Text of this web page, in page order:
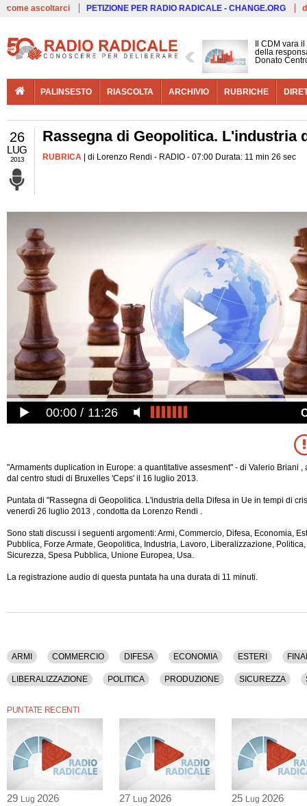
come ascoltarci PETIZIONE PER RADIO RADICALE - CHANGE.ORG
Il CDM vara
della
Donato
PALINSESTO RIASCOLTA ARCHIVIO RUBRICHE
26
LUG
2013
Rassegna di Geopolitica. L'industria
RUBRICA | di Lorenzo Rendi - RADIO - 07:00 Durata: 11 min 26 sec
00:00 11:26
"Armaments duplication in Europe: a quantitative assesment" - di Valerio Briani
dal centro studi di Bruxelles 'Ceps' il 16 luglio 2013.
Puntata di "Rassegna di Geopolitica. L'industria della Difesa in Ue in tempi di
venerdì 26 luglio 2013 , condotta da Lorenzo Rendi .
Sono stati discussi i seguenti argomenti: Armi, Commercio, Difesa, Economia,
Pubblica, Forze Armate, Geopolitica, Industria, Lavoro, Liberalizzazione,
Sicurezza, Spesa Pubblica, Unione Europea, Usa.
La registrazione audio di questa puntata ha una durata di 11 minuti.
ARMI COMMERCIO DIFESA ECONOMIA ESTERI
LIBERALIZZAZIONE POLITICA PRODUZIONE SICUREZZA
PUNTATE RECENTI
29 Lug 2026 27 Lug 2026 25 Lug 2026